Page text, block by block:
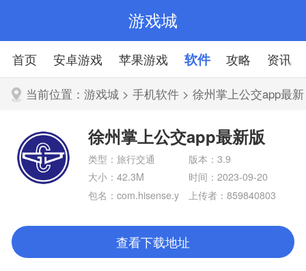
游戏城
首页 安卓游戏 苹果游戏 软件 攻略 资讯
当前位置：游戏城 >手机软件 > 徐州掌上公交app最新
徐州掌上公交app最新版
类型：旅行交通
版本：3.9
大小：42.3M
时间：2023-09-20
包名：com.hisense.y
上传者：859840803
查看下载地址